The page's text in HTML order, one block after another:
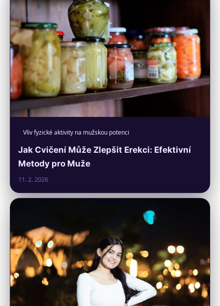
Vliv fyzické aktivity na mužskou potenci
Jak Cvičení Může Zlepšit Erekci: Efektivní
Metody pro Muže
11. 2. 2026